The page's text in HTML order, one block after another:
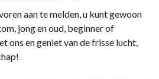
aan te melden, u kunt gewoon
jong en oud, beginner of
ons en geniet van de frisse lucht,